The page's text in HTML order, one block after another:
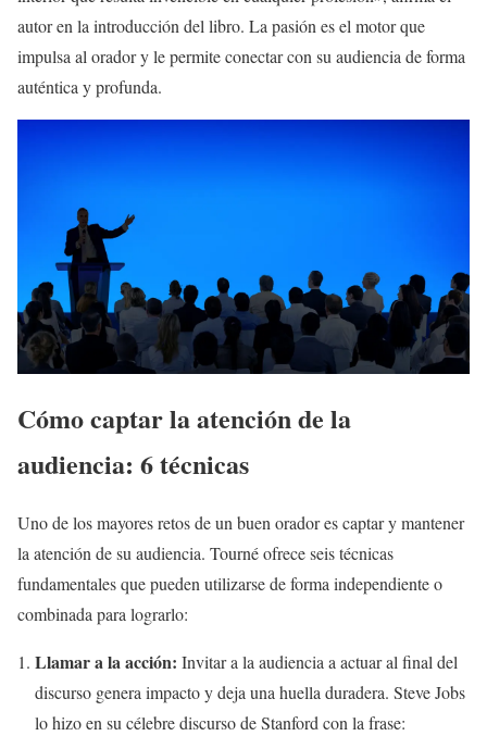
autor en la introducción del libro. La pasión es el motor que
impulsa al orador y le permite conectar con su audiencia de forma
auténtica y profunda.
Cómo captar la atención de la
audiencia: 6 técnicas
Uno de los mayores retos de un buen orador es captar y mantener
la atención de su audiencia. Tourné ofrece seis técnicas
fundamentales que pueden utilizarse de forma independiente o
combinada para lograrlo:
Llamar a la acción: Invitar a la audiencia a actuar al final del
discurso genera impacto y deja una huella duradera. Steve Jobs
lo hizo en su célebre discurso de Stanford con la frase: